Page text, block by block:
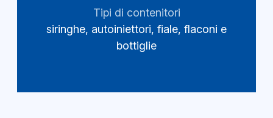
Tipi di contenitori
siringhe, autoiniettori, fiale, flaconi e
bottiglie